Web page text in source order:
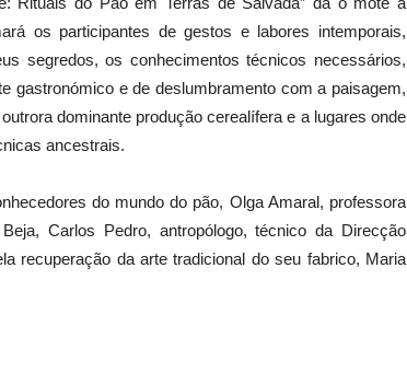
os participantes de gestos e labores intemporais,
segredos, os conhecimentos técnicos necessários,
gastronómico e de deslumbramento com a paisagem,
dominante produção cerealífera e a lugares onde
ancestrais.
do mundo do pão, Olga Amaral, professora
Carlos Pedro, antropólogo, técnico da Direcção
recuperação da arte tradicional do seu fabrico, Maria
Lazer